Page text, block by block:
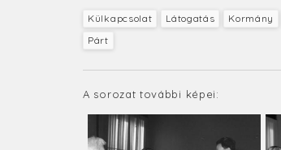
Külkapcsolat Látogatás Kormány
Párt
A sorozat további képei: